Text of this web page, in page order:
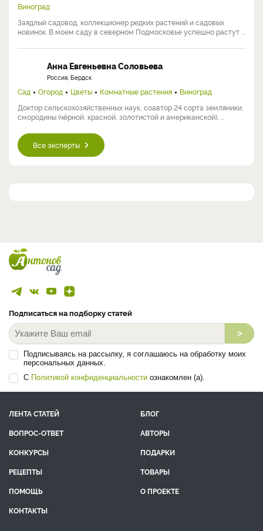
Виноград
Заядлый садовод, коллекционер редких растений и садовых
новинок. В моем саду в северном Подмосковье успешно растут ...
Анна Евгеньевна Соловьева
Россия, Бердск
Сад Огород Цветы Комнатные растения
Виноград
Доктор сельскохозяйственных наук, соавтор 24 сорта земляники,
смородины (чёрной, красной, золотистой и американской), ...
Все эксперты
Подписаться на подборку статей
>
Подписываясь на рассылку, я соглашаюсь на обработку моих
персональных данных.
С Политикой конфиденциальности ознакомлен (а).
ЛЕНТА СТАТЕЙ
БЛОГ
ВОПРОС-ОТВЕТ
АВТОРЫ
КОНКУРСЫ
ПОДАРКИ
РЕЦЕПТЫ
ТОВАРЫ
ПОМОЩЬ
О ПРОЕКТЕ
КОНТАКТЫ